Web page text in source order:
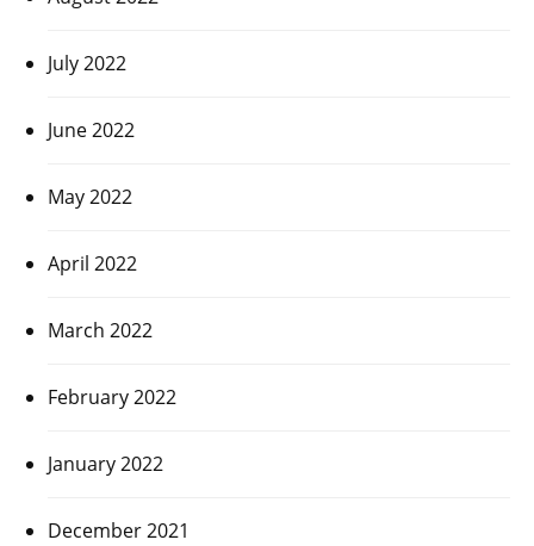
July 2022
June 2022
May 2022
April 2022
March 2022
February 2022
January 2022
December 2021